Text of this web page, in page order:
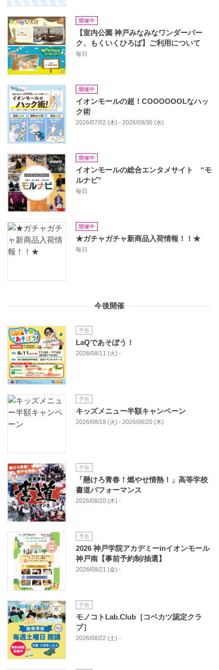
開催中
【室内公園 神戸みなみなワンダーパー
ク、もくいくひろば】ご利用について
毎日
開催中
イオンモールの超！COOOOOOLなハッ
ク術
2026/07/02 (木) - 2026/09/30 (水)
開催中
イオンモールの総合エンタメサイト “モ
ルナビ”
毎日
開催中
★ガチャガチャ新商品入荷情報！！★
毎日
今後開催
予告
LaQであそぼう！
2026/08/11 (火) -
予告
キッズメニュー半額キャンペーン
2026/08/18 (火) - 2026/08/20 (木)
予告
「懸けろ青春！燃やせ情熱！」高等学校
書道パフォーマンス
2026/08/20 (木) -
予告
2026 神戸学院アカデミーinイオンモール
神戸南【事前予約制/抽選】
2026/08/21 (金) -
予告
モノコトLab.Club［コベカツ認定クラ
ブ］
2026/08/22 (土) -